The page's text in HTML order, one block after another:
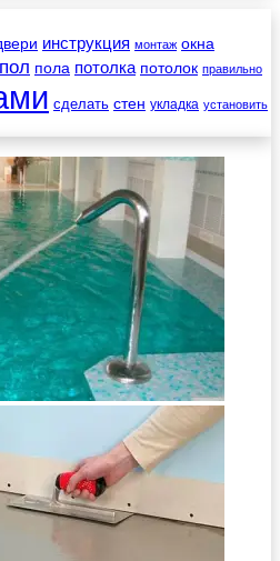
инструкция монтаж окна
пол пола потолка потолок правильно
сделать стен укладка установить